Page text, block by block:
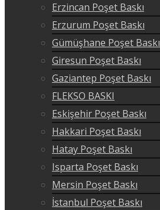
Erzincan Poşet Baskı
Erzurum Poşet Baskı
Gümüşhane Poşet Baskı
Giresun Poşet Baskı
Gaziantep Poşet Baskı
FLEKSO BASKI
Eskişehir Poşet Baskı
Hakkari Poşet Baskı
Hatay Poşet Baskı
Isparta Poşet Baskı
Mersin Poşet Baskı
İstanbul Poşet Baskı